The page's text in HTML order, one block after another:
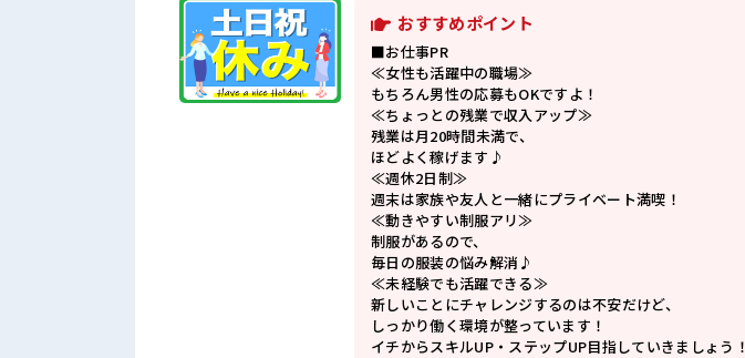
おすすめポイント
■お仕事PR
≪女性も活躍中の職場≫
もちろん男性の応募もOKですよ！
≪ちょっとの残業で収入アップ≫
残業は月20時間未満で、
ほどよく稼げます♪
≪週休2日制≫
週末は家族や友人と一緒にプライベート満喫！
≪動きやすい制服アリ≫
制服があるので、
毎日の服装の悩み解消♪
≪未経験でも活躍できる≫
新しいことにチャレンジするのは不安だけど、
しっかり働く環境が整っています！
イチからスキルUP・ステップUP目指していきましょう！